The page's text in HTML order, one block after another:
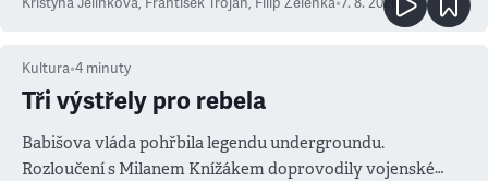
Kultura•4 minuty
Tři výstřely pro rebela
Babišova vláda pohřbila legendu undergroundu.
Rozloučení s Milanem Knížákem doprovodily vojenské